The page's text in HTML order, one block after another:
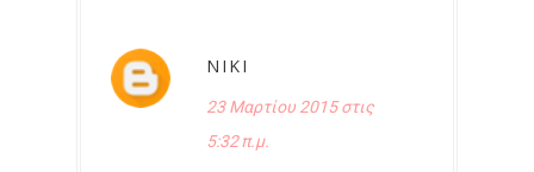
NIKI
23 Μαρτίου 2015 στις
5:32 π.μ.